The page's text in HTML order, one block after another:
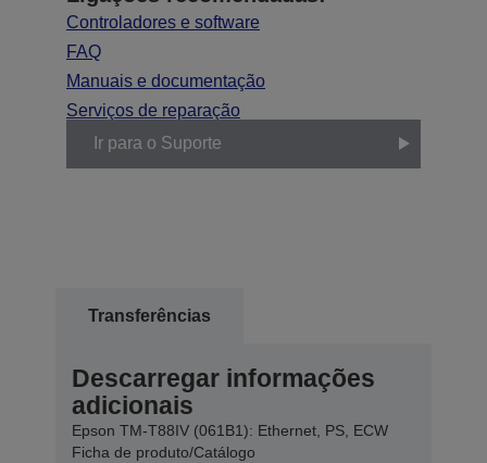
Controladores e software
FAQ
Manuais e documentação
Serviços de reparação
Ir para o Suporte
Transferências
Descarregar informações
adicionais
Epson TM-T88IV (061B1): Ethernet, PS, ECW
Ficha de produto/Catálogo